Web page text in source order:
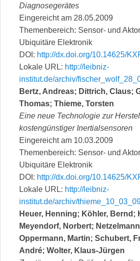
Diagnosegerätes
Eingereicht am 28.05.2009
Themenbereich: Sensor- und
Ubiquitäre Elektronik
DOI: http://dx.doi.org/10.14625/
Lokale URL: http://leibniz-
institut.de/archiv/
Bertz, Andreas; Dittrich, Claus;
Thomas; Thieme, Torsten
Eine neue Technologie zur
kostengünstiger Inertialsensoren
Eingereicht am 10.03.2009
Themenbereich: Sensor- und
Ubiquitäre Elektronik
DOI: http://dx.doi.org/10.14625/
Lokale URL: http://leibniz-
institut.de/archiv/
Heuer, Henning; Köhler, Bernd;
Meyendorf, Norbert;
Oppermann, Martin; Schubert,
André; Wolter, Klaus-Jürgen